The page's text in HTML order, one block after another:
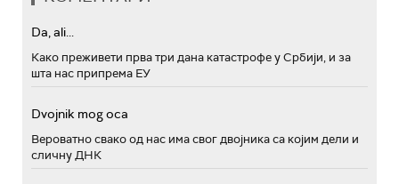
Da, ali...
Како преживети прва три дана катастрофе у Србији, и за
шта нас припрема ЕУ
Dvojnik mog oca
Вероватно свако од нас има свог двојника са којим дели и
сличну ДНК